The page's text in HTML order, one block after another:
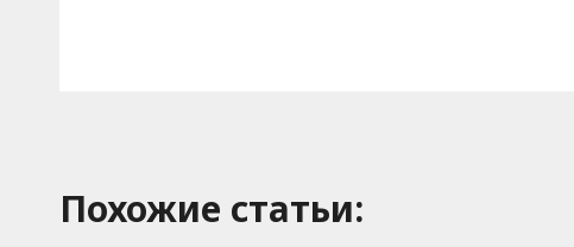
Похожие cтатьи: